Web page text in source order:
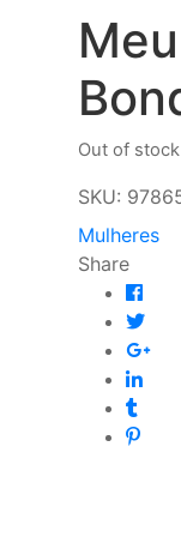
Out of stock
SKU:
Mulheres
Share